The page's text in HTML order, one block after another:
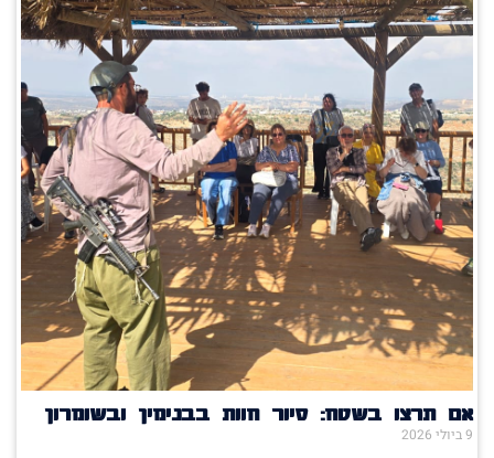
אם תרצו בשטח: סיור חוות בבנימין ובשומרון
9 ביולי 2026